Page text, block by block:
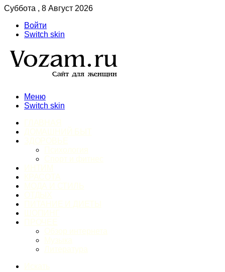
Суббота , 8 Август 2026
Войти
Switch skin
Меню
Switch skin